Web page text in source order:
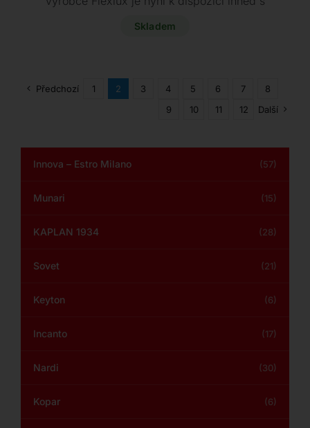
Innova – Estro Milano (57)
Munari (15)
KAPLAN 1934 (28)
Sovet (21)
Keyton (6)
Incanto (17)
Nardi (30)
Kopar (6)
Skladem
Předchozí 1 2 3 4 5 6 7
8
9
10 11 12 Další